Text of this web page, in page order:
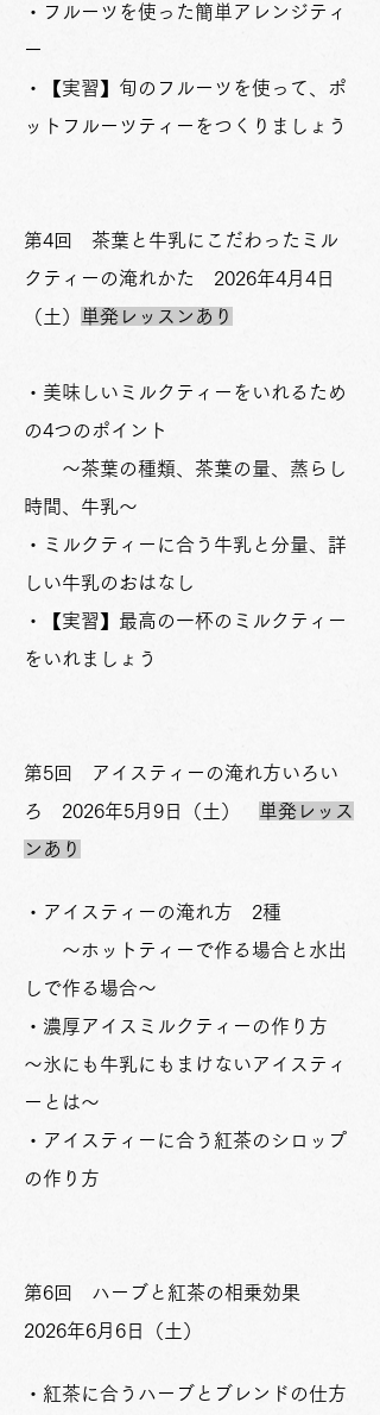
・フルーツを使った簡単アレンジティ
ー
・【実習】旬のフルーツを使って、ポ
ットフルーツティーをつくりましょう
​第4回 茶葉と牛乳にこだわったミル
クティーの淹れかた 2026年4月4日
（土）
単発レッスンあり
・美味しいミルクティーをいれるため
の4つのポイント
～茶葉の種類、茶葉の量、蒸らし
時間、牛乳～
・ミルクティーに合う牛乳と分量、詳
しい牛乳のおはなし
・【実習】最高の一杯のミルクティー
をいれましょう
第5回 アイスティーの淹れ方いろい
ろ 2026年5月9日（土）
単発レッス
ンあり
・アイスティーの淹れ方 2種
～ホットティーで作る場合と水出
しで作る場合～
・濃厚アイスミルクティーの作り方
～氷にも牛乳にもまけないアイスティ
ーとは～
・アイスティーに合う紅茶のシロップ
の作り方
​​第6回 ハーブと紅茶の相乗効果
2026年6月6日（土）
・紅茶に合うハーブとブレンドの仕方